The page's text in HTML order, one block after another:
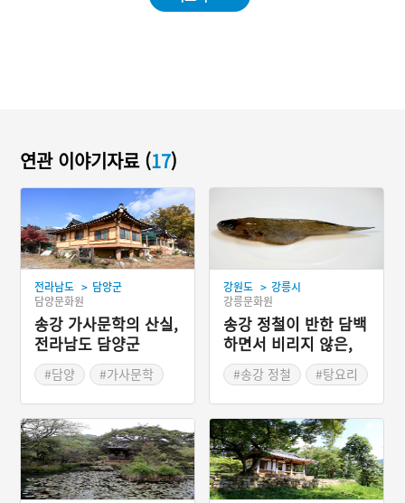
연관 이야기자료 (17)
전라남도 > 담양군
담양문화원
송강 가사문학의 산실,
전라남도 담양군
#담양
#가사문학
#전라남도의 문화예술인
강원도 > 강릉시
강릉문화원
송강 정철이 반한 담백
하면서 비리지 않은,
꾹저구탕
#송강 정철
#탕요리
#강릉가볼만한곳
#강릉음식